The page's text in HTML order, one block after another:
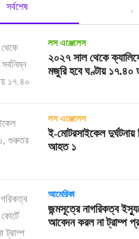
সর্বশেষ
লস এঞ্জেলেস
২০২৭ সাল থেকে
মজুরি হবে ঘণ্টায় ১৭.৪০
লস এঞ্জেলেস
ই-মোটরসাইকেল
আহত ১
আমেরিকা
জন্মসূত্রে নাগরিকত্ব
আবেদন করল না ট্রাম্প